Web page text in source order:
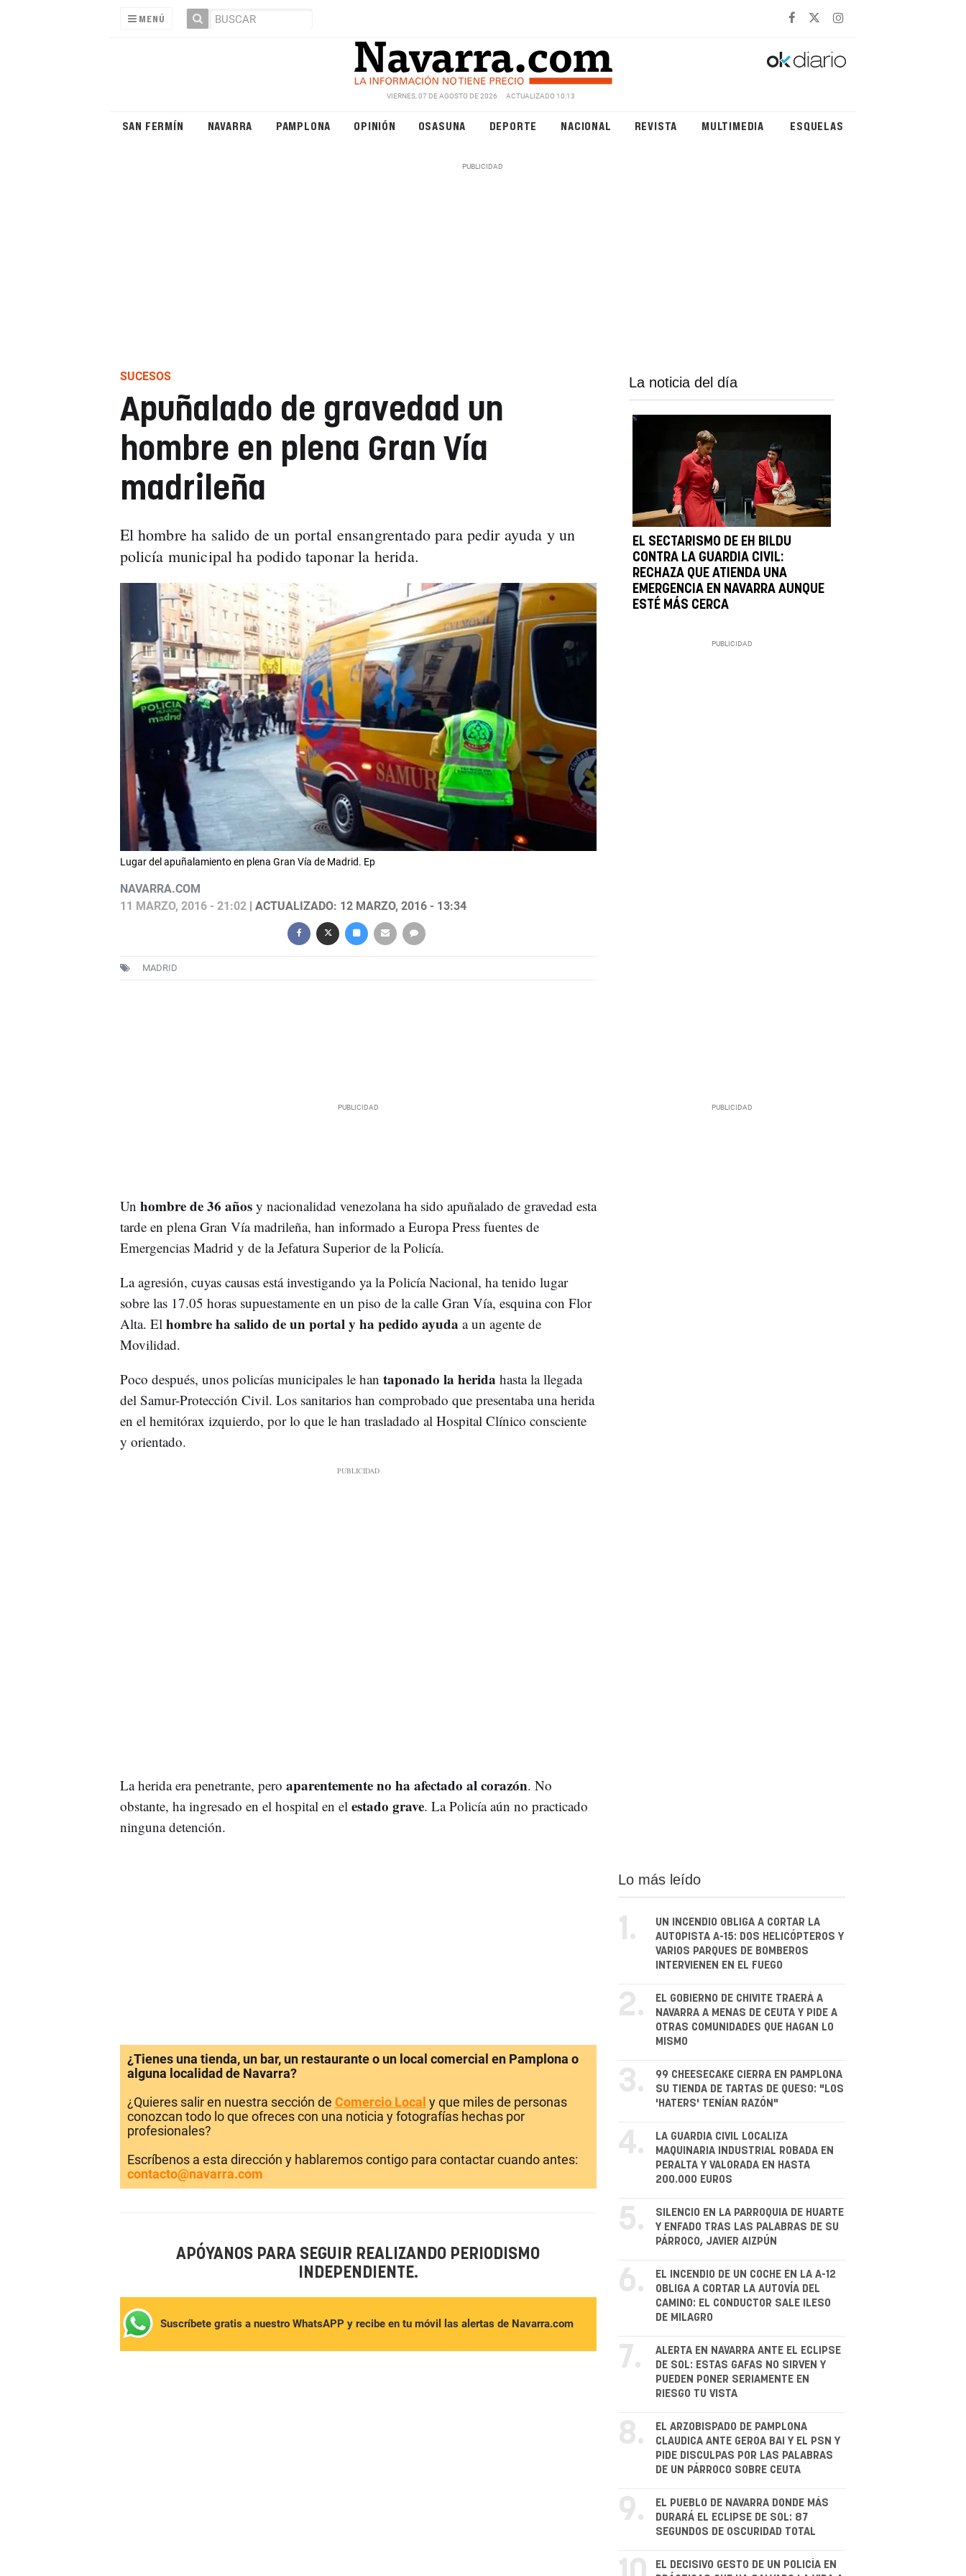
MENÚ
VIERNES, 07 DE AGOSTO DE 2026 ACTUALIZADO 10:13
SAN FERMÍN NAVARRA PAMPLONA OPINIÓN OSASUNA DEPORTE NACIONAL REVISTA MULTIMEDIA ESQUELAS
SUCESOS
Apuñalado de gravedad un
hombre en plena Gran Vía
madrileña
El hombre ha salido de un portal ensangrentado para pedir ayuda y un
policía municipal ha podido taponar la herida.
Lugar del apuñalamiento en plena Gran Vía de Madrid. Ep
NAVARRA.COM
11 MARZO, 2016 - 21:02| ACTUALIZADO: 12 MARZO, 2016 - 13:34
MADRID
La noticia del día
EL SECTARISMO DE EH BILDU
CONTRA LA GUARDIA CIVIL:
RECHAZA QUE ATIENDA UNA
EMERGENCIA EN NAVARRA AUNQUE
ESTÉ MÁS CERCA
Un hombre de 36 añosy nacionalidad venezolana ha sido apuñalado de gravedad esta
tarde en plena Gran Vía madrileña, han informado a Europa Press fuentes de
Emergencias Madrid y de la Jefatura Superior de la Policía.
La agresión, cuyas causas está investigando ya la Policía Nacional, ha tenido lugar
sobre las 17.05 horas supuestamente en un piso de la calle Gran Vía, esquina con Flor
Alta. El hombre ha salido de un portal y ha pedido ayuda a un agente de
Movilidad.
Poco después, unos policías municipales le han taponado la herida hasta la llegada
del Samur-Protección Civil. Los sanitarios han comprobado que presentaba una herida
en el hemitórax izquierdo, por lo que le han trasladado al Hospital Clínico consciente
y orientado.
La herida era penetrante, pero aparentemente no ha afectado al corazón. No
obstante, ha ingresado en el hospital en el estado grave. La Policía aún no practicado
ninguna detención.
¿Tienes una tienda, un bar, un restaurante o un local comercial en Pamplona o
alguna localidad de Navarra?
¿Quieres salir en nuestra sección de Comercio Local y que miles de personas
conozcan todo lo que ofreces con una noticia y fotografías hechas por
profesionales?
Escríbenos a esta dirección y hablaremos contigo para contactar cuando antes:
contacto@navarra.com
APÓYANOS PARA SEGUIR REALIZANDO PERIODISMO
INDEPENDIENTE.
Suscríbete gratis a nuestro WhatsAPP y recibe en tu móvil las alertas de Navarra.com
Lo más leído
1.
UN INCENDIO OBLIGA A CORTAR LA
AUTOPISTA A-15: DOS HELICÓPTEROS Y
VARIOS PARQUES DE BOMBEROS
INTERVIENEN EN EL FUEGO
2.
EL GOBIERNO DE CHIVITE TRAERÁ A
NAVARRA A MENAS DE CEUTA Y PIDE A
OTRAS COMUNIDADES QUE HAGAN LO
MISMO
3.
99 CHEESECAKE CIERRA EN PAMPLONA
SU TIENDA DE TARTAS DE QUESO: "LOS
'HATERS' TENÍAN RAZÓN"
4.
LA GUARDIA CIVIL LOCALIZA
MAQUINARIA INDUSTRIAL ROBADA EN
PERALTA Y VALORADA EN HASTA
200.000 EUROS
5.
SILENCIO EN LA PARROQUIA DE HUARTE
Y ENFADO TRAS LAS PALABRAS DE SU
PÁRROCO, JAVIER AIZPÚN
6.
EL INCENDIO DE UN COCHE EN LA A-12
OBLIGA A CORTAR LA AUTOVÍA DEL
CAMINO: EL CONDUCTOR SALE ILESO
DE MILAGRO
7.
ALERTA EN NAVARRA ANTE EL ECLIPSE
DE SOL: ESTAS GAFAS NO SIRVEN Y
PUEDEN PONER SERIAMENTE EN
RIESGO TU VISTA
8.
EL ARZOBISPADO DE PAMPLONA
CLAUDICA ANTE GEROA BAI Y EL PSN Y
PIDE DISCULPAS POR LAS PALABRAS
DE UN PÁRROCO SOBRE CEUTA
9.
EL PUEBLO DE NAVARRA DONDE MÁS
DURARÁ EL ECLIPSE DE SOL: 87
SEGUNDOS DE OSCURIDAD TOTAL
EL DECISIVO GESTO DE UN POLICÍA EN